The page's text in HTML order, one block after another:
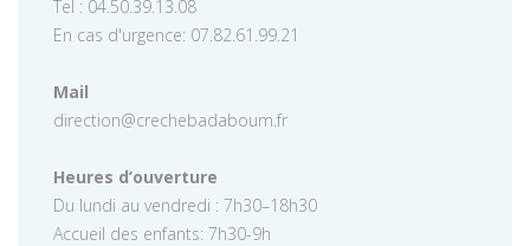
Tel : 04.50.39.13.08
En cas d'urgence: 07.82.61.99.21
Mail
direction@crechebadaboum.fr
Heures d’ouverture
Du lundi au vendredi : 7h30–18h30
Accueil des enfants: 7h30-9h